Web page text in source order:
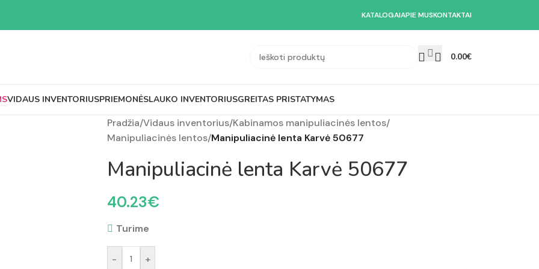
KATALOGAIAPIE MUSKONTAKTAI
0.00€
VIDAUS INVENTORIUSPRIEMONĖSLAUKO INVENTORIUSGREITAS PRISTATYMAS
Pradžia/Vidaus inventorius/Kabinamos manipuliacinės lentos/
Manipuliacinės lentos/Manipuliacinė lenta Karvė 50677
Manipuliacinė lenta Karvė 50677
40.23€
Turime
- +